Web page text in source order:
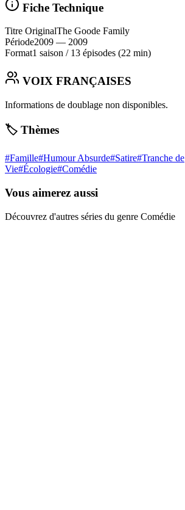
Fiche Technique
Titre OriginalThe Goode Family
Période2009 — 2009
Format1 saison / 13 épisodes (22 min)
VOIX FRANÇAISES
Informations de doublage non disponibles.
🏷️ Thèmes
#Famille#Humour Absurde#Satire#Tranche de
Vie#Écologie#Comédie
Vous aimerez aussi
Découvrez d'autres séries du genre Comédie